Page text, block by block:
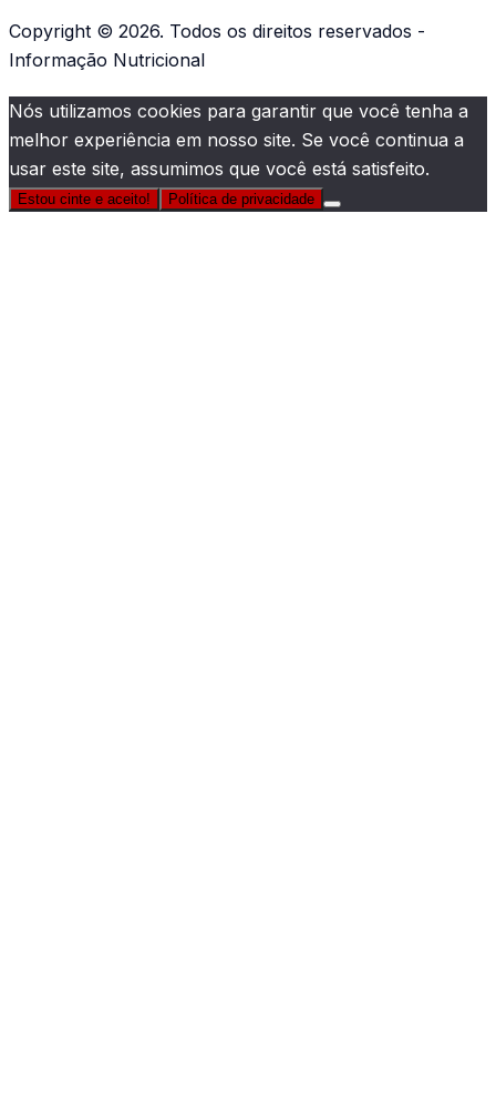
Copyright © 2026. Todos os direitos reservados -
Informação Nutricional
Nós utilizamos cookies para garantir que você tenha a
melhor experiência em nosso site. Se você continua a
usar este site, assumimos que você está satisfeito.
Estou cinte e aceito! Política de privacidade